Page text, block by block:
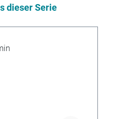
dieser Serie